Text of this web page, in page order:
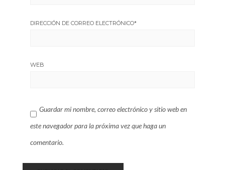
DIRECCIÓN DE CORREO ELECTRÓNICO*
WEB
Guardar mi nombre, correo electrónico y sitio web en
este navegador para la próxima vez que haga un
comentario.